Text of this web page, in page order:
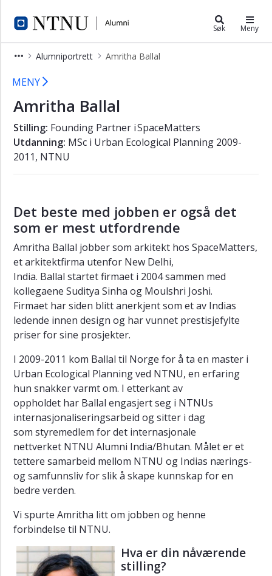
Alumni Søk Meny
Alumniportrett Amritha Ballal
Amritha Ballal – Alumni
×
Om
NTNU
Rune
Sørås
Endre
Jo
Reite
Kjesbu
Inger
Anne
Tøndel
Marius
Herberg
Ana
Capetillo
Liavaag
Holm
Reid-
Are
Pedersen
Charlotte
Ullestad
Timothy
Koomson
Stine
Sem
Kristoffersen
MENY
Amritha Ballal
Stilling: Founding Partner i SpaceMatters
Utdanning: MSc i Urban Ecological Planning 2009-
2011, NTNU
Det beste med jobben er også det
som er mest utfordrende
Amritha Ballal jobber som arkitekt hos SpaceMatters,
et arkitektfirma utenfor New Delhi,
India. Ballal startet firmaet i 2004 sammen med
kollegaene Suditya Sinha og Moulshri Joshi.
Firmaet har siden blitt anerkjent som et av Indias
ledende innen design og har vunnet prestisjefylte
priser for sine prosjekter.
I 2009-2011 kom Ballal til Norge for å ta en master i
Urban Ecological Planning ved NTNU, en erfaring
hun snakker varmt om. I etterkant av
oppholdet har Ballal engasjert seg i NTNUs
internasjonaliseringsarbeid og sitter i dag
som styremedlem for det internasjonale
nettverket NTNU Alumni India/Bhutan. Målet er et
tettere samarbeid mellom NTNU og Indias nærings-
og samfunnsliv for slik å skape kunnskap for en
bedre verden.
Vi spurte Amritha litt om jobben og henne
forbindelse til NTNU.
Hva er din nåværende
stilling?